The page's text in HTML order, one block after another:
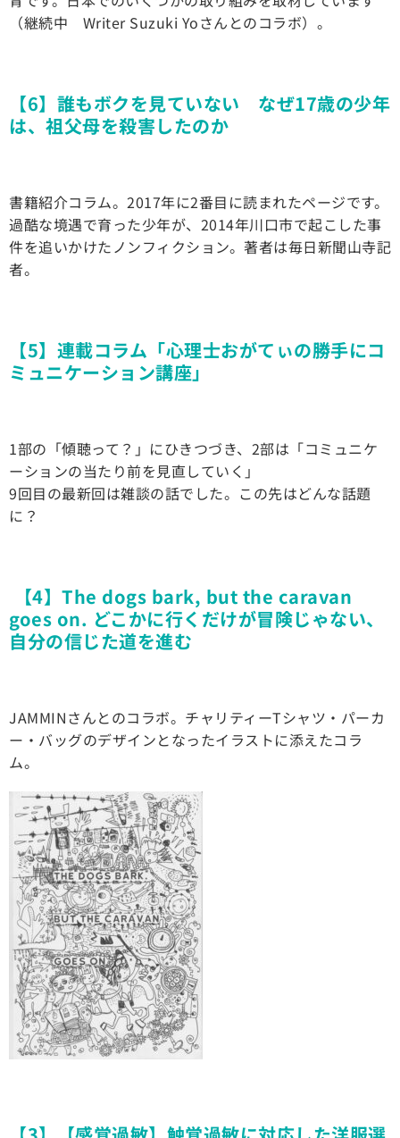
（継続中 Writer Suzuki Yoさんとのコラボ）。
【6】誰もボクを見ていない なぜ17歳の少年
は、祖父母を殺害したのか
書籍紹介コラム。2017年に2番目に読まれたページです。
過酷な境遇で育った少年が、2014年川口市で起こした事
件を追いかけたノンフィクション。著者は毎日新聞山寺記
者。
【5】連載コラム「心理士おがてぃの勝手にコ
ミュニケーション講座」
1部の「傾聴って？」にひきつづき、2部は「コミュニケ
ーションの当たり前を見直していく」
9回目の最新回は雑談の話でした。この先はどんな話題
に？
【4】The dogs bark, but the caravan
goes on. どこかに行くだけが冒険じゃない、
自分の信じた道を進む
JAMMINさんとのコラボ。チャリティーTシャツ・パーカ
ー・バッグのデザインとなったイラストに添えたコラ
ム。